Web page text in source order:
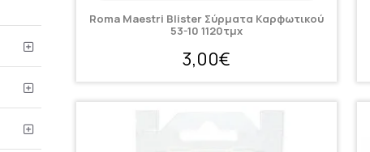
Roma Maestri Blister Σύρματα Καρφωτικού
53-10 1120τμχ
3,00€